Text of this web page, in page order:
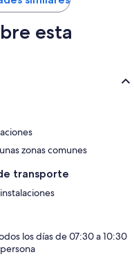
esta
zonas comunes
transporte
los días de 07:30 a 10:30